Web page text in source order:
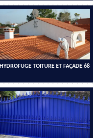
HYDROFUGE TOITURE ET FAÇADE 68